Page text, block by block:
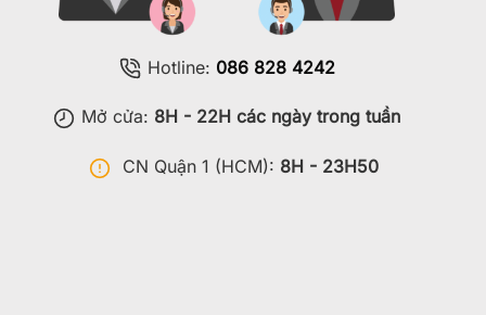
Hotline: 086 828 4242
Mở cửa: 8H - 22H các ngày trong tuần
CN Quận 1 (HCM): 8H - 23H50